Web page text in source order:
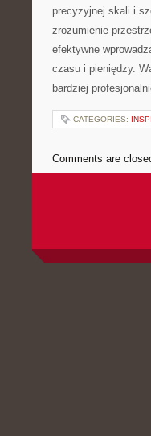
precyzyjnej ⁤skali i
zrozumienie
⁣efektywne
czasu i ⁤pieniędzy.
bardziej
CATEGORIES:
Comments are